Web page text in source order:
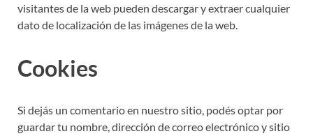
visitantes de la web pueden descargar y extraer cualquier
dato de localización de las imágenes de la web.
Cookies
Si dejás un comentario en nuestro sitio, podés optar por
guardar tu nombre, dirección de correo electrónico y sitio